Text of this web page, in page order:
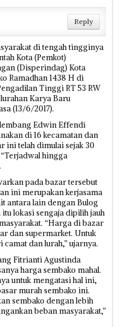
Reply
di tengah tingginya
Kota (Pemkot)
(Disperindag) Kota
Ramadhan 1438 H di
Tinggi RT 53 RW
Karya Baru
(13/6/2017).
Edwin Effendi
di 16 kecamatan dan
ini telah dimulai sejak 30
hingga
pada bazar tersebut
ini merupakan kerjasama
antara lain dengan Bulog
lokasi sengaja dipilih jauh
“Harga di bazar
dan supermarket. Untuk
camat dan lurah,” ujarnya.
Fitrianti Agustinda
harga sembako mahal.
untuk mengatasi hal ini,
murah sembako ini.
sembako dengan lebih
beban masyarakat,”